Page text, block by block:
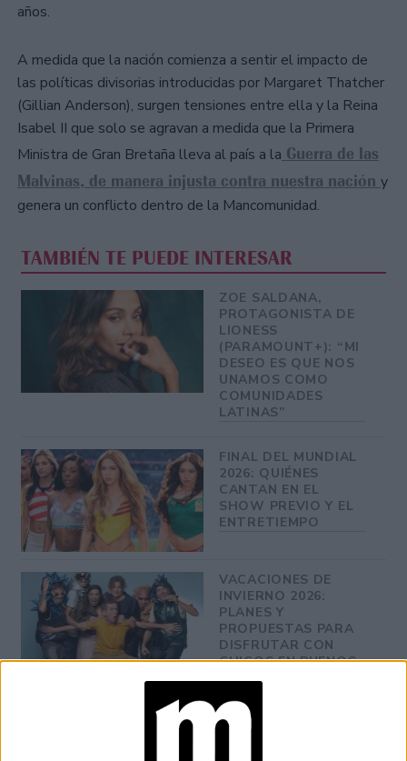
años.
A medida que la nación comienza a sentir el impacto de
las políticas divisorias introducidas por Margaret Thatcher
(Gillian Anderson), surgen tensiones entre ella y la Reina
Isabel II que solo se agravan a medida que la Primera
Ministra de Gran Bretaña lleva al país a la Guerra de las
Malvinas, de manera injusta contra nuestra nación y
genera un conflicto dentro de la Mancomunidad.
TAMBIÉN TE PUEDE INTERESAR
ZOE SALDANA,
PROTAGONISTA DE
LIONESS
(PARAMOUNT+): “MI
DESEO ES QUE NOS
UNAMOS COMO
COMUNIDADES
LATINAS”
FINAL DEL MUNDIAL
2026: QUIÉNES
CANTAN EN EL
SHOW PREVIO Y EL
ENTRETIEMPO
VACACIONES DE
INVIERNO 2026:
PLANES Y
PROPUESTAS PARA
DISFRUTAR CON
CHICOS EN BUENOS
AIRES
INÉS EFRON: DE XXY